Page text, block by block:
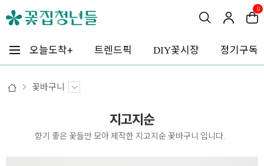
0
오늘도착+ 트렌드픽 DIY꽃시장 정기구독
꽃바구니
지고지순
향기 좋은 꽃들만 모아 제작한 지고지순 꽃바구니 입니다.